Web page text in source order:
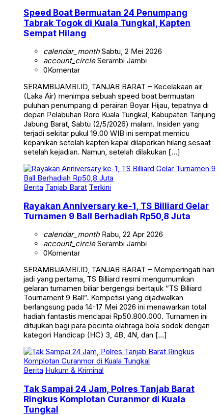
Speed Boat Bermuatan 24 Penumpang
Tabrak Togok di Kuala Tungkal, Kapten
Sempat Hilang
calendar_monthSabtu, 2 Mei 2026
account_circleSerambi Jambi
0Komentar
SERAMBIJAMBI.ID, TANJAB BARAT – Kecelakaan air
(Laka Air) menimpa sebuah speed boat bermuatan
puluhan penumpang di perairan Boyar Hijau, tepatnya di
depan Pelabuhan Roro Kuala Tungkal, Kabupaten Tanjung
Jabung Barat, Sabtu (2/5/2026) malam. Insiden yang
terjadi sekitar pukul 19.00 WIB ini sempat memicu
kepanikan setelah kapten kapal dilaporkan hilang sesaat
setelah kejadian. Namun, setelah dilakukan […]
Berita Tanjab Barat Terkini
Rayakan Anniversary ke-1, TS Billiard Gelar
Turnamen 9 Ball Berhadiah Rp50,8 Juta
calendar_monthRabu, 22 Apr 2026
account_circleSerambi Jambi
0Komentar
SERAMBIJAMBI.ID, TANJAB BARAT – Memperingati hari
jadi yang pertama, TS Billiard resmi mengumumkan
gelaran turnamen biliar bergengsi bertajuk “TS Billiard
Tournament 9 Ball”. Kompetisi yang dijadwalkan
berlangsung pada 14-17 Mei 2026 ini menawarkan total
hadiah fantastis mencapai Rp50.800.000. Turnamen ini
ditujukan bagi para pecinta olahraga bola sodok dengan
kategori Handicap (HC) 3, 4B, 4N, dan […]
Berita Hukum & Kriminal
Tak Sampai 24 Jam, Polres Tanjab Barat
Ringkus Komplotan Curanmor di Kuala
Tungkal